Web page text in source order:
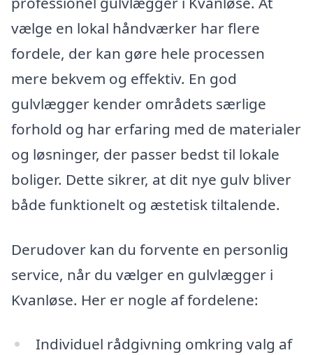
vælge en lokal håndværker har flere
fordele, der kan gøre hele processen
mere bekvem og effektiv. En god
gulvlægger kender områdets særlige
forhold og har erfaring med de materialer
og løsninger, der passer bedst til lokale
boliger. Dette sikrer, at dit nye gulv bliver
både funktionelt og æstetisk tiltalende.
Derudover kan du forvente en personlig
service, når du vælger en gulvlægger i
Kvanløse. Her er nogle af fordelene:
Individuel rådgivning omkring valg af